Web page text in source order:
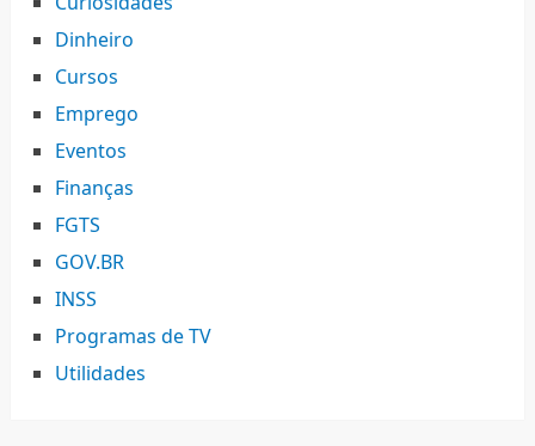
Dinheiro
Cursos
Emprego
Eventos
Finanças
FGTS
GOV.BR
INSS
Programas de TV
Utilidades